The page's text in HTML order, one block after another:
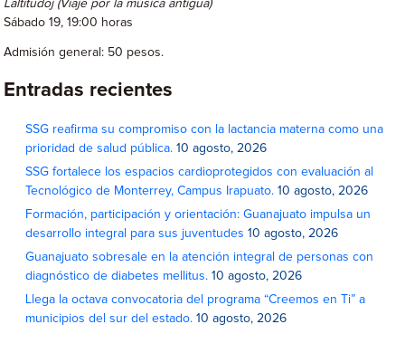
Laltitudoj (Viaje por la música antigua)
Sábado 19, 19:00 horas
Admisión general: 50 pesos.
Entradas recientes
SSG reafirma su compromiso con la lactancia materna como una
prioridad de salud pública. 10 agosto, 2026
SSG fortalece los espacios cardioprotegidos con evaluación al
Tecnológico de Monterrey, Campus Irapuato. 10 agosto, 2026
Formación, participación y orientación: Guanajuato impulsa un
desarrollo integral para sus juventudes 10 agosto, 2026
Guanajuato sobresale en la atención integral de personas con
diagnóstico de diabetes mellitus. 10 agosto, 2026
Llega la octava convocatoria del programa “Creemos en Ti” a
municipios del sur del estado. 10 agosto, 2026